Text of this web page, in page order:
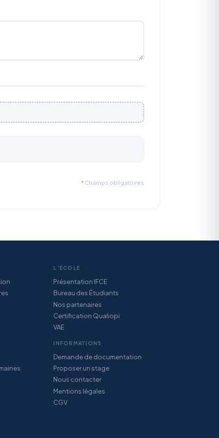
* Champs obligatoires
L’ÉCOLE
Présentation IFCE
Bureau des Étudiants
Nos partenaires
Certification Qualiopi
VAE
INFORMATIONS
Demande de documentation
Proposer un stage
Nous contacter
Mentions légales
CGV